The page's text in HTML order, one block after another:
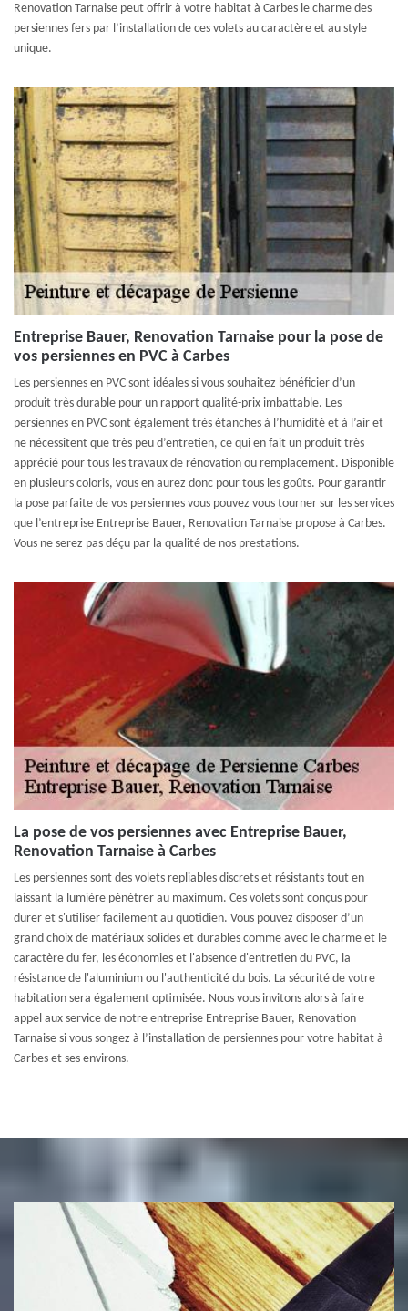
Renovation Tarnaise peut offrir à votre habitat à Carbes le charme des
persiennes fers par l’installation de ces volets au caractère et au style
unique.
Entreprise Bauer, Renovation Tarnaise pour la pose de
vos persiennes en PVC à Carbes
Les persiennes en PVC sont idéales si vous souhaitez bénéficier d’un
produit très durable pour un rapport qualité-prix imbattable. Les
persiennes en PVC sont également très étanches à l’humidité et à l’air et
ne nécessitent que très peu d’entretien, ce qui en fait un produit très
apprécié pour tous les travaux de rénovation ou remplacement. Disponible
en plusieurs coloris, vous en aurez donc pour tous les goûts. Pour garantir
la pose parfaite de vos persiennes vous pouvez vous tourner sur les services
que l’entreprise Entreprise Bauer, Renovation Tarnaise propose à Carbes.
Vous ne serez pas déçu par la qualité de nos prestations.
La pose de vos persiennes avec Entreprise Bauer,
Renovation Tarnaise à Carbes
Les persiennes sont des volets repliables discrets et résistants tout en
laissant la lumière pénétrer au maximum. Ces volets sont conçus pour
durer et s'utiliser facilement au quotidien. Vous pouvez disposer d’un
grand choix de matériaux solides et durables comme avec le charme et le
caractère du fer, les économies et l'absence d'entretien du PVC, la
résistance de l'aluminium ou l'authenticité du bois. La sécurité de votre
habitation sera également optimisée. Nous vous invitons alors à faire
appel aux service de notre entreprise Entreprise Bauer, Renovation
Tarnaise si vous songez à l’installation de persiennes pour votre habitat à
Carbes et ses environs.